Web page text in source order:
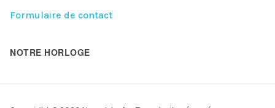
Formulaire de contact
NOTRE HORLOGE